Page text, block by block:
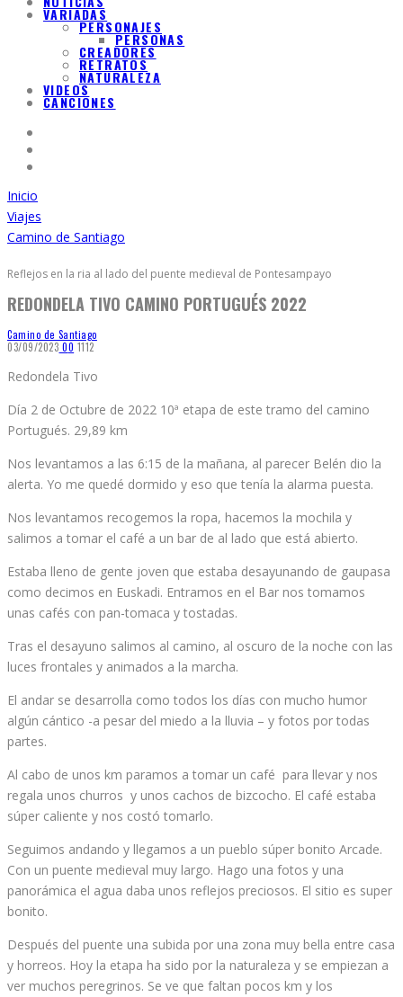
VARIADAS
PERSONAJES
PERSONAS
CREADORES
RETRATOS
NATURALEZA
VIDEOS
CANCIONES
Inicio
Viajes
Camino de Santiago
Reflejos en la ria al lado del puente medieval de Pontesampayo
REDONDELA TIVO CAMINO PORTUGUÉS 2022
Camino de Santiago
03/09/2023 00 1112
Redondela Tivo
Día 2 de Octubre de 2022 10ª etapa de este tramo del camino
Portugués. 29,89 km
Nos levantamos a las 6:15 de la mañana, al parecer Belén dio la
alerta. Yo me quedé dormido y eso que tenía la alarma puesta.
Nos levantamos recogemos la ropa, hacemos la mochila y
salimos a tomar el café a un bar de al lado que está abierto.
Estaba lleno de gente joven que estaba desayunando de gaupasa
como decimos en Euskadi. Entramos en el Bar nos tomamos
unas cafés con pan-tomaca y tostadas.
Tras el desayuno salimos al camino, al oscuro de la noche con las
luces frontales y animados a la marcha.
El andar se desarrolla como todos los días con mucho humor
algún cántico -a pesar del miedo a la lluvia – y fotos por todas
partes.
Al cabo de unos km paramos a tomar un café para llevar y nos
regala unos churros y unos cachos de bizcocho. El café estaba
súper caliente y nos costó tomarlo.
Seguimos andando y llegamos a un pueblo súper bonito Arcade.
Con un puente medieval muy largo. Hago una fotos y una
panorámica el agua daba unos reflejos preciosos. El sitio es super
bonito.
Después del puente una subida por una zona muy bella entre casa
y horreos. Hoy la etapa ha sido por la naturaleza y se empiezan a
ver muchos peregrinos. Se ve que faltan pocos km y los